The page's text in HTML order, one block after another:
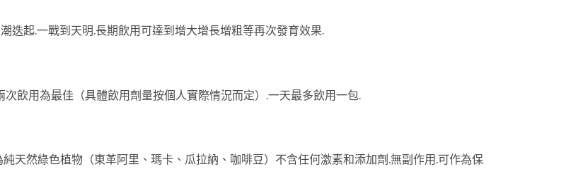
迭起.一戰到天明.長期飲用可達到增大增長增粗等再次發育效果.
飲用為最佳（具體飲用劑量按個人實際情況而定）.一天最多飲用一包.
天然綠色植物（東革阿里、瑪卡、瓜拉納、咖啡豆）不含任何激素和添加劑.無副作用.可作為保